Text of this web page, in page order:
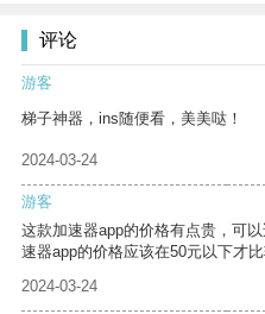
评论
游客
梯子神器，ins随便看，美美哒！
2024-03-24
游客
这款加速器app的价格有点贵，可
速器app的价格应该在50元以下才比
2024-03-24